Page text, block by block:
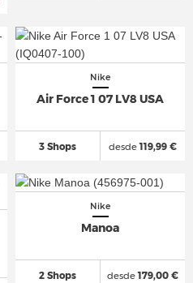
Nike
Air Force 1 07 LV8 USA
3 Shops desde119,99 €
Nike
Manoa
2 Shops desde179,00 €